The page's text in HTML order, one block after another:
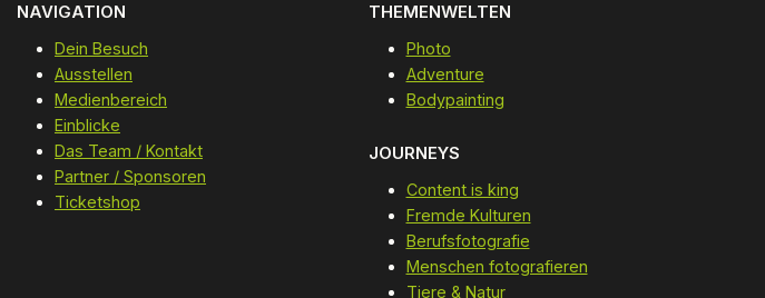
NAVIGATION
Dein Besuch
Ausstellen
Medienbereich
Einblicke
Das Team / Kontakt
Partner / Sponsoren
Ticketshop
THEMENWELTEN
Photo
Adventure
Bodypainting
JOURNEYS
Content is king
Fremde Kulturen
Berufsfotografie
Menschen fotografieren
Tiere & Natur